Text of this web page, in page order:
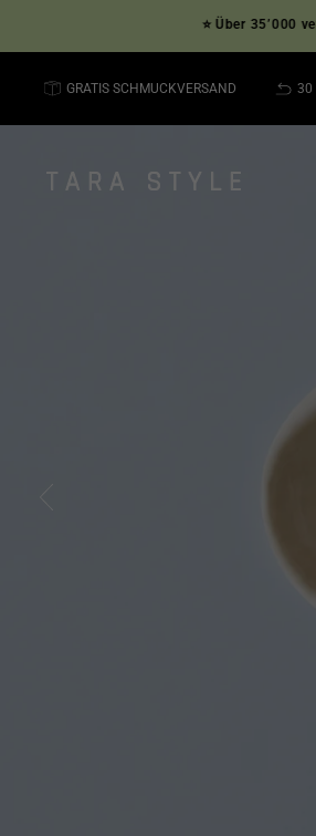
Inhalt
⭐ Über 35’000 verifizierte
GRATIS SCHMUCKVERSAND 30
Tara